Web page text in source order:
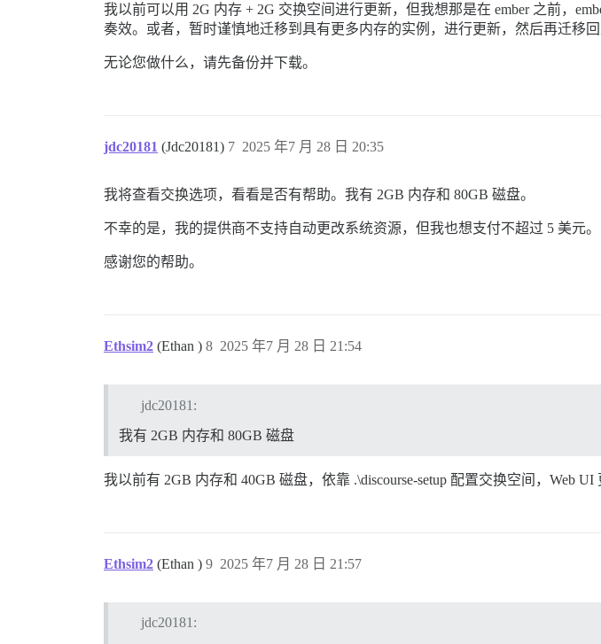
我以前可以用 2G 内存 + 2G 交换空间进行更新，但我想那是在 ember 之前，
奏效。或者，暂时谨慎地迁移到具有更多内存的实例，进行更新，然后再迁移回
无论您做什么，请先备份并下载。
jdc20181 (Jdc20181) 2025 年7 月 28 日 20:35
7
我将查看交换选项，看看是否有帮助。我有 2GB 内存和 80GB 磁盘。
不幸的是，我的提供商不支持自动更改系统资源，但我也想支付不超过 5 美元。
感谢您的帮助。
Ethsim2 (Ethan ) 2025 年7 月 28 日 21:54
8
jdc20181:
我有 2GB 内存和 80GB 磁盘
我以前有 2GB 内存和 40GB 磁盘，依靠 .\discourse-setup 配置交换空间，Web UI
Ethsim2 (Ethan ) 2025 年7 月 28 日 21:57
9
jdc20181: